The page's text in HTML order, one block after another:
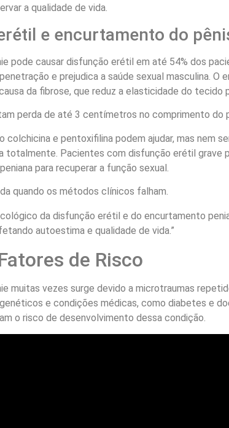
a qualidade de vida.
e encurtamento do
pode causar disfunção erétil em até 54% dos
e prejudica a saúde sexual masculina. O
da fibrose, que reduz a elasticidade do tecido
perda de até 3 centímetros no comprimento do
colchicina e pentoxifilina podem ajudar, mas nem
totalmente. Pacientes com disfunção erétil grave
para recuperar a função sexual.
quando os métodos clínicos falham.
da disfunção erétil e do encurtamento
autoestima e qualidade de vida.”
de Risco
muitas vezes surge devido a microtraumas
e condições médicas, como diabetes e
o risco de desenvolvimento dessa condição.